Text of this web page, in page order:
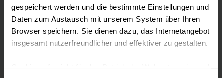
gespeichert werden und die bestimmte Einstellungen und
Daten zum Austausch mit unserem System über Ihren
Browser speichern. Sie dienen dazu, das Internetangebot
insgesamt nutzerfreundlicher und effektiver zu gestalten.
Fax: +49 40 3197-1900
E-Mail senden